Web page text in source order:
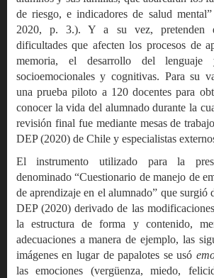
de riesgo, e indicadores de salud
2020, p. 3.). Y a su vez, pretenden
dificultades que afecten los procesos de
memoria, el desarrollo del lenguaje
socioemocionales y cognitivas. Para su
una prueba piloto a 120 docentes para
conocer la vida del alumnado durante la
revisión final fue mediante mesas de
DEP (2020) de Chile y especialistas
El instrumento utilizado para la
denominado “Cuestionario de manejo de
de aprendizaje en el alumnado” que surgió
DEP (2020) derivado de las
la estructura de forma y contenido,
adecuaciones a manera de ejemplo, las
imágenes en lugar de papalotes se usó
las emociones (vergüenza, miedo,